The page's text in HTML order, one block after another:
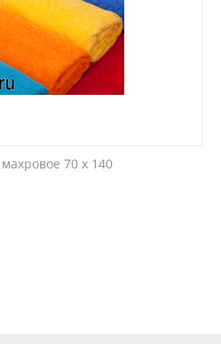
70 x 140